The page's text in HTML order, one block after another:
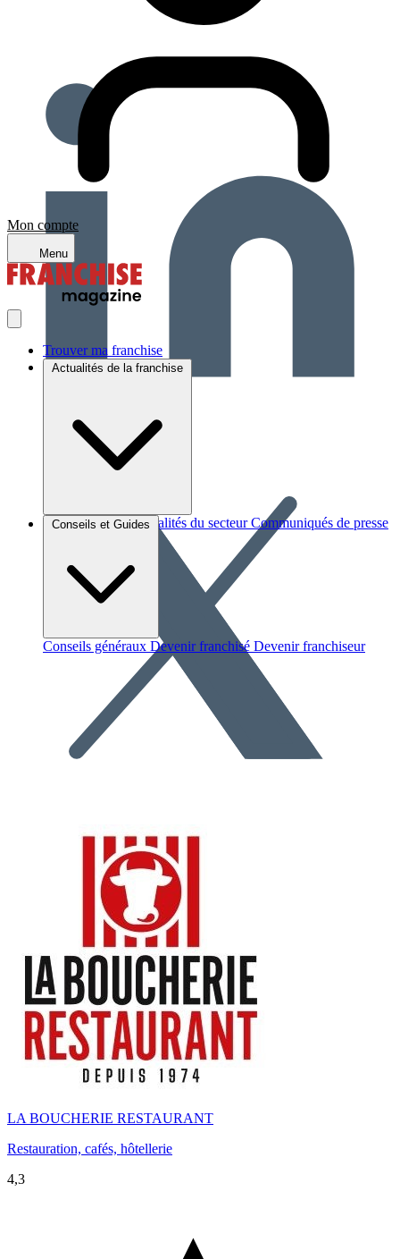
Mon compte
Menu
Trouver ma franchise
Actualités de la franchise
Brèves et actus Actualités du secteur Communiqués de presse
Conseils et Guides
Conseils généraux Devenir franchisé Devenir franchiseur
LA BOUCHERIE RESTAURANT
Restauration, cafés, hôtellerie
4,3